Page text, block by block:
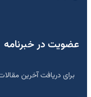
عضویت در خبرنامه
برای دریافت آخرین